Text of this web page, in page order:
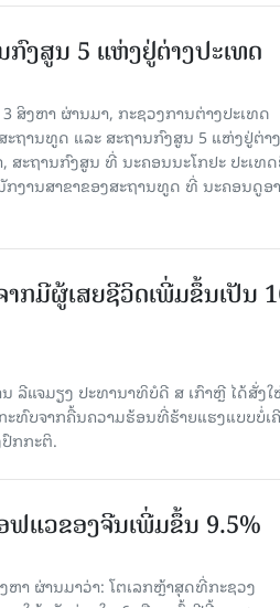
ກົງສູນ 5 ແຫ່ງ​ຢູ່​ຕ່າງ​ປະ​ເທດ
ສິງ​ຫາ ຜ່ານມາ, ກະຊວງການຕ່າງປະເທດ
ຖານທູດ ແ​ລະ ສະຖານກົງສູນ 5 ແຫ່ງຢູ່​ຕ່າ
ສະຖານກົງສູນ ທີ່ ນະຄອນນະໂກຢະ ປະເທ
ງານສາຂາຂອງສະຖານທູດ ທີ່ ນະຄອນດູອ
ກມີຜູ້ເສຍຊີວິດເພີ່ມຂຶ້ນເປັນ
ລີແຈມຽງ ປະທານາທິບໍດີ ສ ເກົາຫຼີ ໄດ້ສັ່ງ
ທົບຈາກຄື້ນຄວາມຮ້ອນທີ່ຮ້າຍແຮງແບບບໍ່ເ
ກກະຕິ.
ຟແວຂອງຈີນເພີ່ມຂຶ້ນ 9.5%
ຫາ ຜ່ານມາວ່າ: ໂຕເລກຫຼ້າສຸດທີ່ກະຊວງ